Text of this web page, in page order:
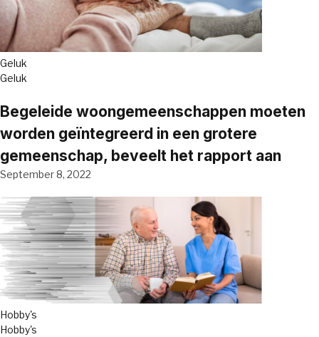
Geluk
Geluk
Begeleide woongemeenschappen moeten
worden geïntegreerd in een grotere
gemeenschap, beveelt het rapport aan
September 8, 2022
Hobby's
Hobby's